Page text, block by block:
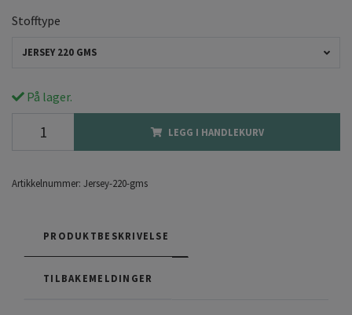
Stofftype
JERSEY 220 GMS
På lager.
LEGG I HANDLEKURV
Artikkelnummer: Jersey-220-gms
PRODUKTBESKRIVELSE
TILBAKEMELDINGER